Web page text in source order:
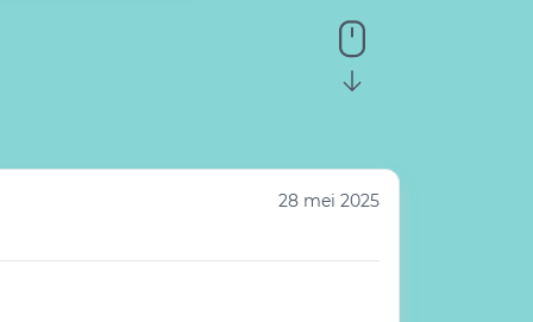
28 mei 2025